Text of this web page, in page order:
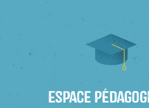
Espace